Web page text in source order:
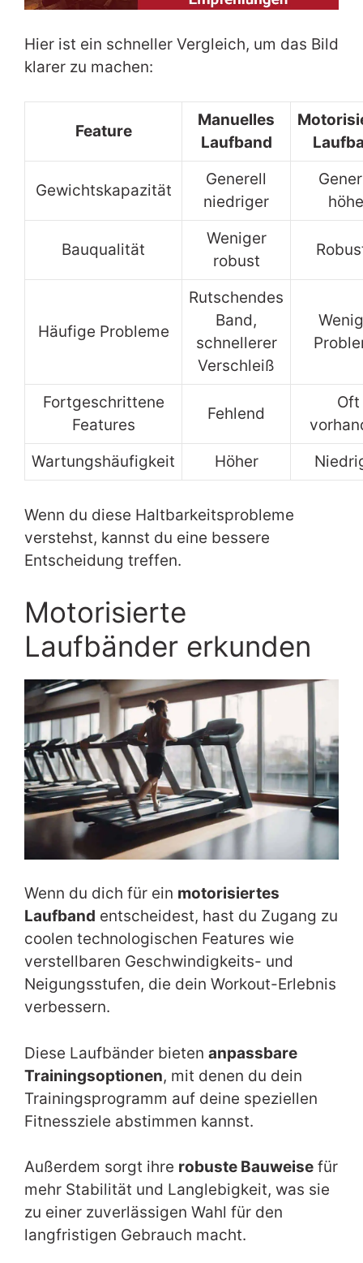
Hier ist ein schneller Vergleich, um das Bild
klarer zu machen:
Feature
Manuelles
Laufband
Gewichtskapazität
Generell
niedriger
Bauqualität
Weniger
robust
Häufige Probleme
Rutschendes
Band,
schnellerer
Verschleiß
Fortgeschrittene
Features
Fehlend
Oft
Wartungshäufigkeit
Höher
Wenn du diese Haltbarkeitsprobleme
verstehst, kannst du eine bessere
Entscheidung treffen.
Motorisierte
Laufbänder erkunden
Wenn du dich für ein motorisiertes
Laufband entscheidest, hast du Zugang zu
coolen technologischen Features wie
verstellbaren Geschwindigkeits- und
Neigungsstufen, die dein Workout-Erlebnis
verbessern.
Diese Laufbänder bieten anpassbare
Trainingsoptionen, mit denen du dein
Trainingsprogramm auf deine speziellen
Fitnessziele abstimmen kannst.
Außerdem sorgt ihre robuste Bauweise für
mehr Stabilität und Langlebigkeit, was sie
zu einer zuverlässigen Wahl für den
langfristigen Gebrauch macht.